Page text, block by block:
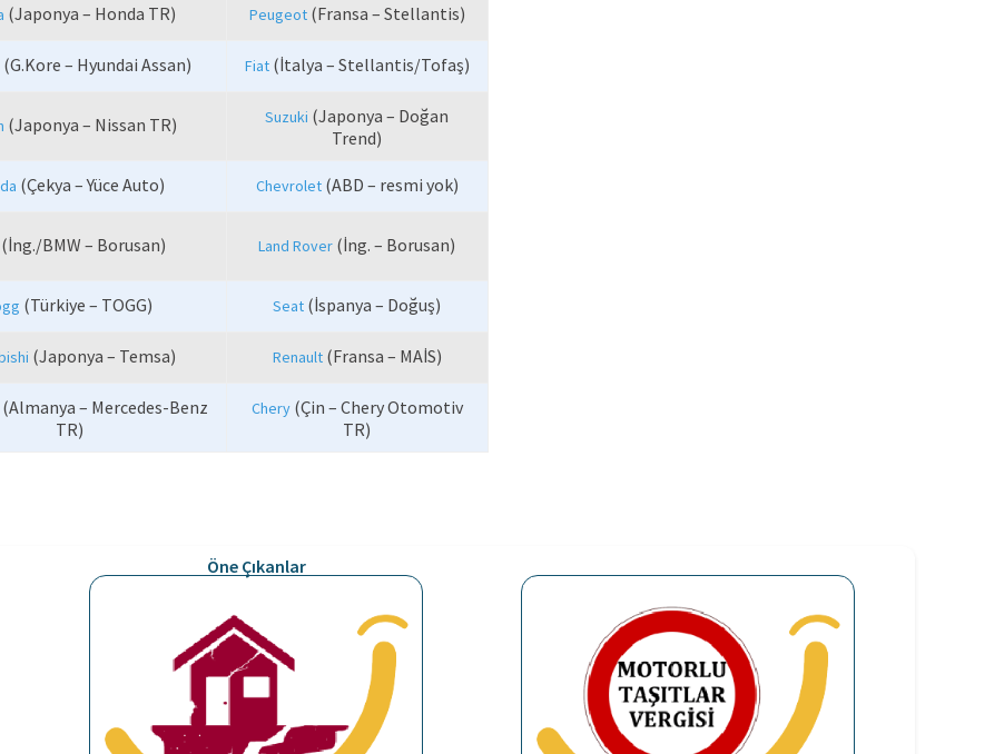
(Japonya – Honda TR) Peugeot(Fransa – Stellantis)
(G.Kore – Hyundai Assan) Fiat(İtalya – Stellantis/Tofaş)
(Japonya – Nissan TR) Suzuki (Japonya – Doğan
Trend)
(Çekya – Yüce Auto) Chevrolet(ABD – resmi yok)
(İng./BMW – Borusan) Land Rover (İng. – Borusan)
(Türkiye – TOGG) Seat (İspanya – Doğuş)
(Japonya – Temsa) Renault(Fransa – MAİS)
(Almanya – Mercedes-Benz
TR)
Chery(Çin – Chery Otomotiv
TR)
Öne Çıkanlar